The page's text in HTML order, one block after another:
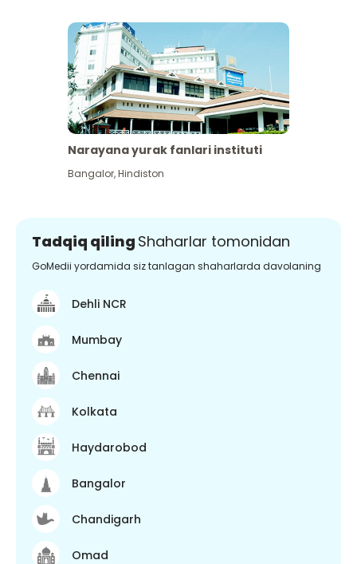
Narayana yurak fanlari instituti
Bangalor,Hindiston
Tadqiq qiling Shaharlar tomonidan
GoMedii yordamida siz tanlagan shaharlarda davolaning
Dehli NCR
Mumbay
Chennai
Kolkata
Haydarobod
Bangalor
Chandigarh
Omad